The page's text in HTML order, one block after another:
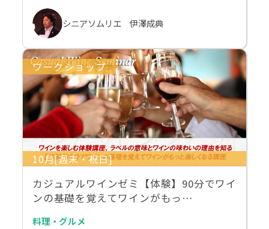
シニアソムリエ 伊澤成典
ワークショップ
10月[週末・祝日]
カジュアルワインゼミ【体験】90分でワイ
ンの基礎を覚えてワインがもっ…
料理・グルメ